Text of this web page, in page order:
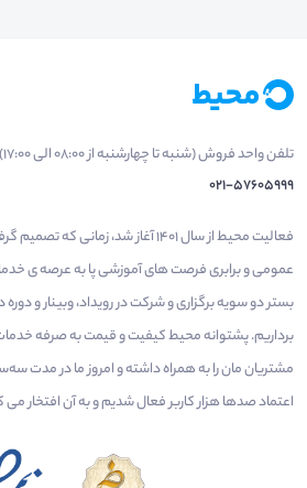
تلفن واحد فروش (شنبه تا چهارشنبه از 08:00 الی 17:00)
021-57605999
فعالیت محیط از سال 1401 آغاز شد،
عمومی و برابری فرصت های آموزشی پا به عرصه ی
بستر دو سویه برگزاری و شرکت در رویداد، وبینار و
برداریم. پشتوانه محیط کیفیت و قیمت به صرفه
مشتریان مان را به همراه داشته و امروز ما در مدت
اعتماد صدها هزار کاربر فعال شدیم و به آن افتخار می‌